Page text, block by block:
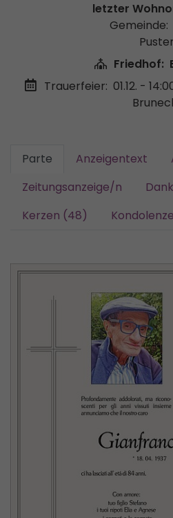
letzter
Gemeinde:
Friedhof:
Trauerfeier: 01.12. -
Parte Anzeigentext
Zeitungsanzeige/n
Kerzen (48)